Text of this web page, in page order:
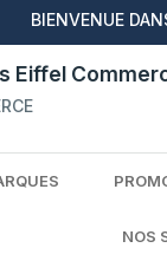
BIENVENUE
Eiffel
NOS